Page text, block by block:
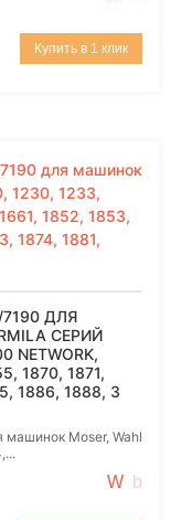
Купить в 1 клик
ДЛЯ
СЕРИЙ
NETWORK,
1870, 1871,
1886, 1888, 3
Moser, Wahl